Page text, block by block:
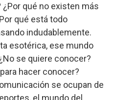
qué no existen más
qué está todo
indudablemente.
esotérica, ese mundo
se quiere conocer?
hacer conocer?
se ocupan de
el mundo del